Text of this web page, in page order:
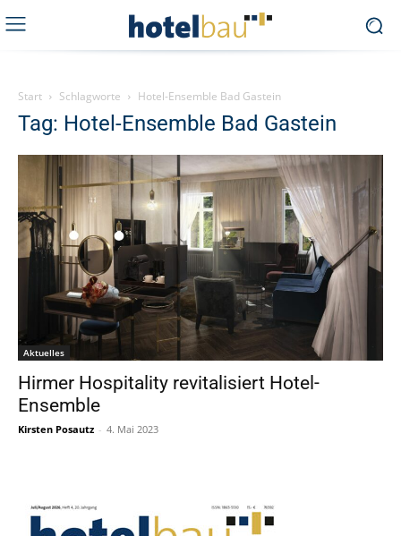
Start Schlagworte Hotel-Ensemble Bad Gastein
Tag: Hotel-Ensemble Bad Gastein
Aktuelles
Hirmer Hospitality revitalisiert Hotel-
Ensemble
Kirsten Posautz - 4. Mai 2023